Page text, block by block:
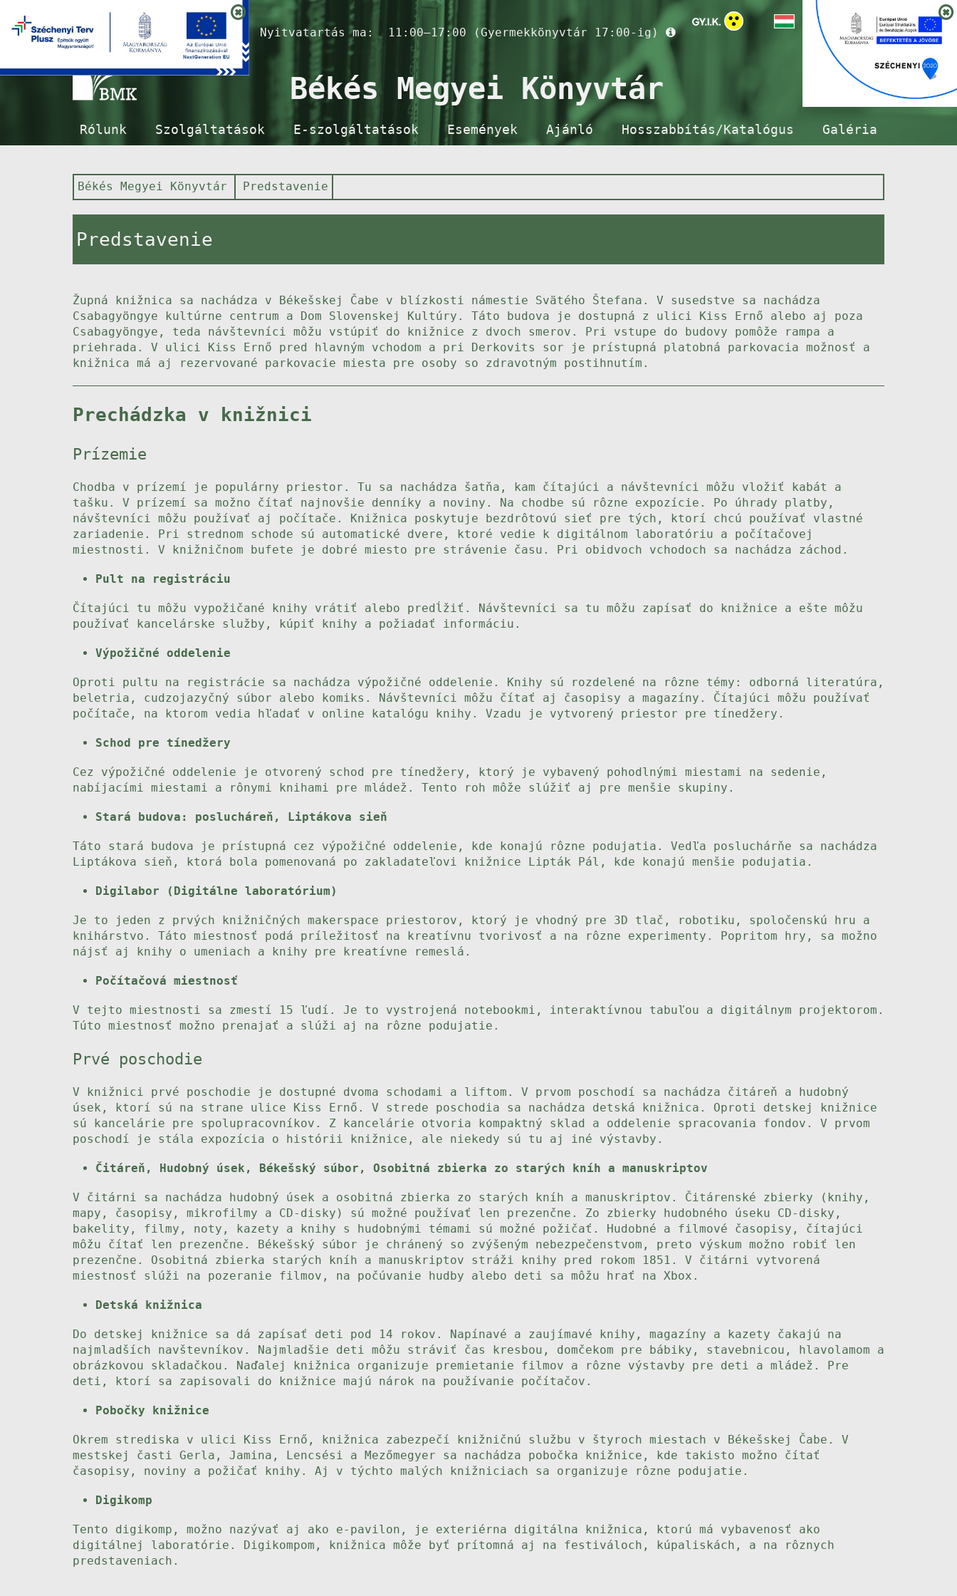
Nyitvatartás ma: 11:00–17:00 (Gyermekkönyvtár 17:00-ig)
Békés Megyei Könyvtár
Rólunk Szolgáltatások E-szolgáltatások Események Ajánló Hosszabbítás/Katalógus Galéria
Békés Megyei Könyvtár Predstavenie
Predstavenie
Župná knižnica sa nachádza v Békešskej Čabe v blízkosti námestie Svätého Štefana. V susedstve sa nachádza
Csabagyöngye kultúrne centrum a Dom Slovenskej Kultúry. Táto budova je dostupná z ulici Kiss Ernő alebo aj poza
Csabagyöngye, teda návštevníci môžu vstúpiť do knižnice z dvoch smerov. Pri vstupe do budovy pomôže rampa a
priehrada. V ulici Kiss Ernő pred hlavným vchodom a pri Derkovits sor je prístupná platobná parkovacia možnosť a
knižnica má aj rezervované parkovacie miesta pre osoby so zdravotným postihnutím.
Prechádzka v knižnici
Prízemie
Chodba v prízemí je populárny priestor. Tu sa nachádza šatňa, kam čítajúci a návštevníci môžu vložiť kabát a
tašku. V prízemí sa možno čítať najnovšie denníky a noviny. Na chodbe sú rôzne expozície. Po úhrady platby,
návštevníci môžu používať aj počítače. Knižnica poskytuje bezdrôtovú sieť pre tých, ktorí chcú používať vlastné
zariadenie. Pri strednom schode sú automatické dvere, ktoré vedie k digitálnom laboratóriu a počítačovej
miestnosti. V knižničnom bufete je dobré miesto pre strávenie času. Pri obidvoch vchodoch sa nachádza záchod.
Pult na registráciu
Čítajúci tu môžu vypožičané knihy vrátiť alebo predĺžiť. Návštevníci sa tu môžu zapísať do knižnice a ešte môžu
používať kancelárske služby, kúpiť knihy a požiadať informáciu.
Výpožičné oddelenie
Oproti pultu na registrácie sa nachádza výpožičné oddelenie. Knihy sú rozdelené na rôzne témy: odborná literatúra,
beletria, cudzojazyčný súbor alebo komiks. Návštevníci môžu čítať aj časopisy a magazíny. Čítajúci môžu používať
počítače, na ktorom vedia hľadať v online katalógu knihy. Vzadu je vytvorený priestor pre tínedžery.
Schod pre tínedžery
Cez výpožičné oddelenie je otvorený schod pre tínedžery, ktorý je vybavený pohodlnými miestami na sedenie,
nabíjacími miestami a rônymi knihami pre mládež. Tento roh môže slúžiť aj pre menšie skupiny.
Stará budova: poslucháreň, Liptákova sieň
Táto stará budova je prístupná cez výpožičné oddelenie, kde konajú rôzne podujatia. Vedľa posluchárňe sa nachádza
Liptákova sieň, ktorá bola pomenovaná po zakladateľovi knižnice Lipták Pál, kde konajú menšie podujatia.
Digilabor (Digitálne laboratórium)
Je to jeden z prvých knižničných makerspace priestorov, ktorý je vhodný pre 3D tlač, robotiku, spoločenskú hru a
knihárstvo. Táto miestnosť podá príležitosť na kreatívnu tvorivosť a na rôzne experimenty. Popritom hry, sa možno
nájsť aj knihy o umeniach a knihy pre kreatívne remeslá.
Počítačová miestnosť
V tejto miestnosti sa zmestí 15 ľudí. Je to vystrojená notebookmi, interaktívnou tabuľou a digitálnym projektorom.
Túto miestnosť možno prenajať a slúži aj na rôzne podujatie.
Prvé poschodie
V knižnici prvé poschodie je dostupné dvoma schodami a liftom. V prvom poschodí sa nachádza čitáreň a hudobný
úsek, ktorí sú na strane ulice Kiss Ernő. V strede poschodia sa nachádza detská knižnica. Oproti detskej knižnice
sú kancelárie pre spolupracovníkov. Z kancelárie otvoria kompaktný sklad a oddelenie spracovania fondov. V prvom
poschodí je stála expozícia o histórii knižnice, ale niekedy sú tu aj iné výstavby.
Čitáreň, Hudobný úsek, Békešský súbor, Osobitná zbierka zo starých kníh a manuskriptov
V čitárni sa nachádza hudobný úsek a osobitná zbierka zo starých kníh a manuskriptov. Čitárenské zbierky (knihy,
mapy, časopisy, mikrofilmy a CD-disky) sú možné používať len prezenčne. Zo zbierky hudobného úseku CD-disky,
bakelity, filmy, noty, kazety a knihy s hudobnými témami sú možné požičať. Hudobné a filmové časopisy, čítajúci
môžu čítať len prezenčne. Békešský súbor je chránený so zvýšeným nebezpečenstvom, preto výskum možno robiť len
prezenčne. Osobitná zbierka starých kníh a manuskriptov stráži knihy pred rokom 1851. V čitárni vytvorená
miestnosť slúži na pozeranie filmov, na počúvanie hudby alebo deti sa môžu hrať na Xbox.
Detská knižnica
Do detskej knižnice sa dá zapísať deti pod 14 rokov. Napínavé a zaujímavé knihy, magazíny a kazety čakajú na
najmladších navštevníkov. Najmladšie deti môžu stráviť čas kresbou, domčekom pre bábiky, stavebnicou, hlavolamom a
obrázkovou skladačkou. Naďalej knižnica organizuje premietanie filmov a rôzne výstavby pre deti a mládež. Pre
deti, ktorí sa zapisovali do knižnice majú nárok na používanie počítačov.
Pobočky knižnice
Okrem strediska v ulici Kiss Ernő, knižnica zabezpečí knižničnú službu v štyroch miestach v Békešskej Čabe. V
mestskej časti Gerla, Jamina, Lencsési a Mezőmegyer sa nachádza pobočka knižnice, kde takisto možno čítať
časopisy, noviny a požičať knihy. Aj v týchto malých knižniciach sa organizuje rôzne podujatie.
Digikomp
Tento digikomp, možno nazývať aj ako e-pavilon, je exteriérna digitálna knižnica, ktorú má vybavenosť ako
digitálnej laboratórie. Digikompom, knižnica môže byť prítomná aj na festiváloch, kúpaliskách, a na rôznych
predstaveniach.